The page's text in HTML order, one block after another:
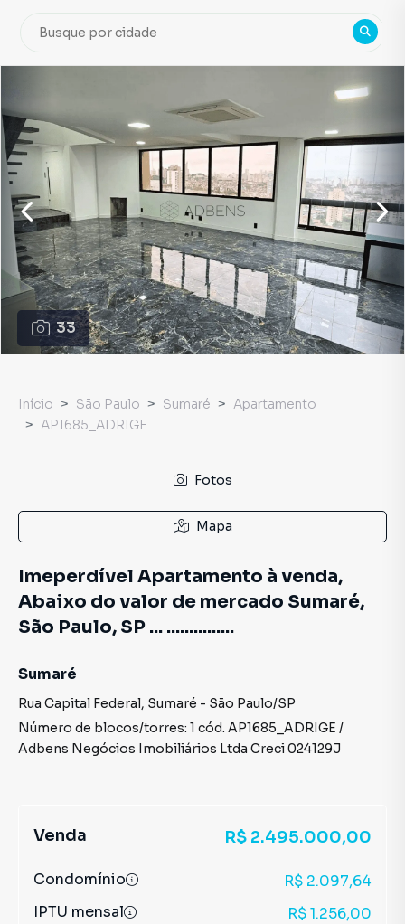
33
Início São Paulo Sumaré
Apartamento
AP1685_ADRIGE
Fotos
Mapa
Imeperdível Apartamento à venda,
Abaixo do valor de mercado Sumaré,
São Paulo, SP ... ...............
Sumaré
Rua Capital Federal, Sumaré - São Paulo/SP
Número de blocos/torres: 1 cód. AP1685_ADRIGE /
Adbens Negócios Imobiliários Ltda Creci024129J
Venda R$ 2.495.000,00
Condomínio
R$ 2.097,64
IPTU mensal
R$ 1.256,00